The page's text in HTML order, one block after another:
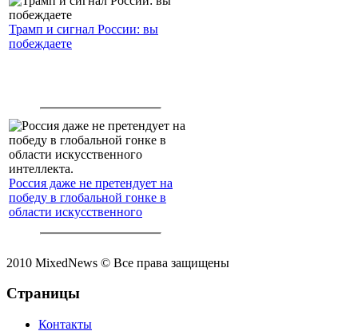
Трамп и сигнал России: вы
побеждаете
Россия даже не претендует на
победу в глобальной гонке в
области искусственного
2010 MixedNews © Все права защищены
Страницы
Контакты